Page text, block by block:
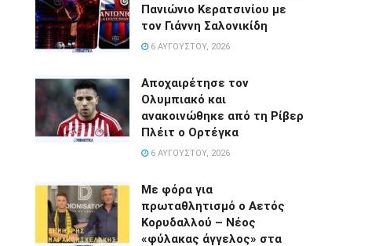
Πανιώνιο Κερατσινίου με
τον Γιάννη Σαλονικίδη
6 ΑΥΓΟΎΣΤΟΥ, 2026
Αποχαιρέτησε τον
Ολυμπιακό και
ανακοινώθηκε από τη Ρίβερ
Πλέιτ ο Ορτέγκα
6 ΑΥΓΟΎΣΤΟΥ, 2026
Με φόρα για
πρωταθλητισμό ο Αετός
Κορυδαλλού – Νέος
«φύλακας άγγελος» στα